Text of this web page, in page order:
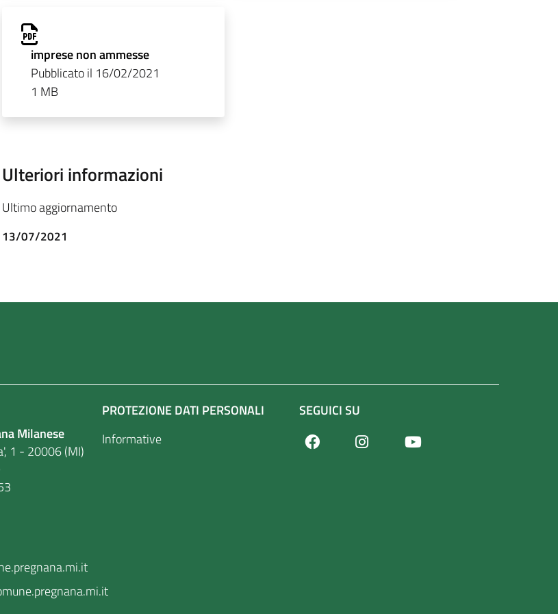
imprese non ammesse
Pubblicato il 16/02/2021
1 MB
Ulteriori informazioni
Ultimo aggiornamento
13/07/2021
Milanese
1 - 20006 (MI)
PROTEZIONE DATI PERSONALI
Informative
SEGUICI SU
FacebookInstagram